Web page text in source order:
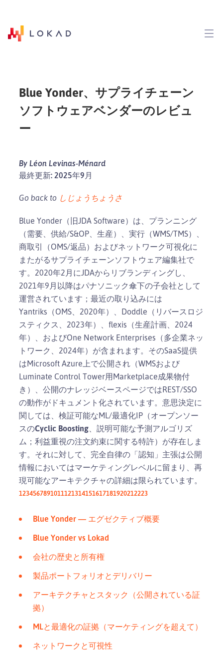
Blue Yonder、サプライチェーン
ソフトウェアベンダーのレビュ
ー
By Léon Levinas-Ménard
最終更新: 2025年9月
Go back to しじょうちょうさ
Blue Yonder（旧JDA Software）は、プランニング
（需要、供給/S&OP、生産）、実行（WMS/TMS）、
商取引（OMS/返品）およびネットワーク可視化に
またがるサプライチェーンソフトウェア編集社で
す。2020年2月にJDAからリブランディングし、
2021年9月以降はパナソニック傘下の子会社として
運営されています；最近の取り込みには
Yantriks（OMS、2020年）、Doddle（リバースロジ
スティクス、2023年）、flexis（生産計画、2024
年）、およびOne Network Enterprises（多企業ネッ
トワーク、2024年）が含まれます。そのSaaS提供
はMicrosoft Azure上で公開され（WMSおよび
Luminate Control Tower用Marketplace成果物付
き）、公開のナレッジベースページではREST/SSO
の動作がドキュメント化されています。意思決定に
関しては、検証可能なML/最適化IP（オープンソー
スのCyclic Boosting 、説明可能な予測アルゴリズ
ム；利益重視の注文約束に関する特許）が存在しま
す。それに対して、完全自律の「認知」主張は公開
情報においてはマーケティングレベルに留まり、再
現可能なアーキテクチャの詳細は限られています。
1234567891011121314151617181920212223
Blue Yonder — エグゼクティブ概要
Blue Yonder vs Lokad
会社の歴史と所有権
製品ポートフォリオとデリバリー
アーキテクチャとスタック（公開されている証
拠）
MLと最適化の証拠（マーケティングを超えて）
ネットワークと可視性